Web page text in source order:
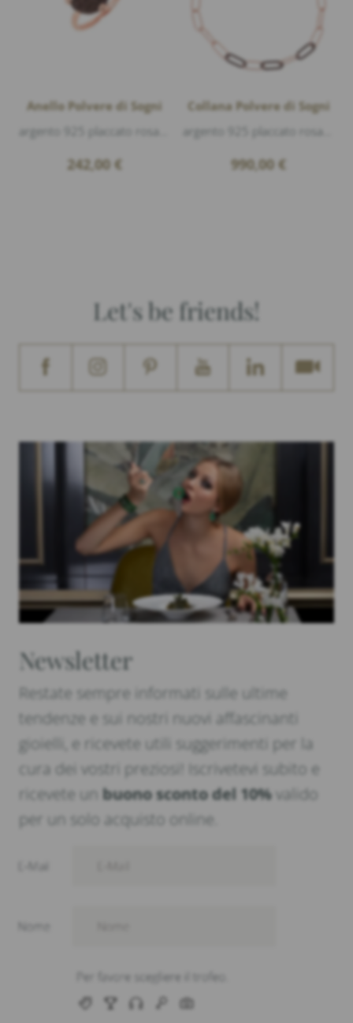
Anello Polvere di Sogni
242,00 €
Collana Polvere di Sogni
990,00 €
Let's be friends!
Newsletter
Restate sempre informati sulle ultime
tendenze e sui nostri nuovi affascinanti
gioielli, e ricevete utili suggerimenti per la
cura dei vostri preziosi! Iscrivetevi subito e
ricevete un buono sconto del 10%valido
per un solo acquisto online.